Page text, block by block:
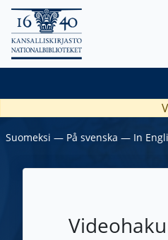
Suomeksi ― På svenska ― In
Videohaku